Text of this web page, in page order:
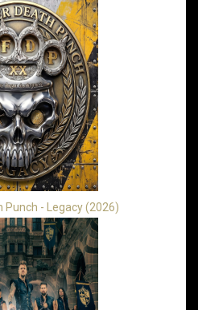
Punch - Legacy (2026)